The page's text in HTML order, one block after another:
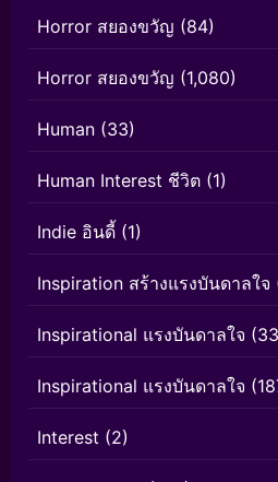
Horror สยองขวัญ (84)
Horror สยองขวัญ (1,080)
Human (33)
Human Interest ชีวิต (1)
Indie อินดี้ (1)
Inspiration สร้างแรงบันดาลใจ
Inspirational แรงบันดาลใจ
Inspirational แรงบันดาลใจ
Interest (2)